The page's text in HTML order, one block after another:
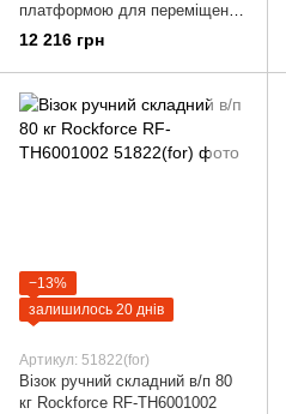
платформою для переміщення
бутлів алюмінієвий до 250 кг
ViO HT-7BA
12 216 грн
−13%
залишилось 20 днів
Артикул: 51822(for)
Візок ручний складний в/п 80
кг Rockforce RF-TH6001002